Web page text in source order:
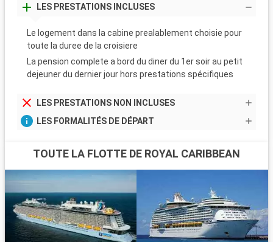
LES PRESTATIONS INCLUSES
Le logement dans la cabine prealablement choisie pour
toute la duree de la croisiere
La pension complete a bord du diner du 1er soir au petit
dejeuner du dernier jour hors prestations spécifiques
LES PRESTATIONS NON INCLUSES
LES FORMALITÉS DE DÉPART
TOUTE LA FLOTTE DE ROYAL CARIBBEAN